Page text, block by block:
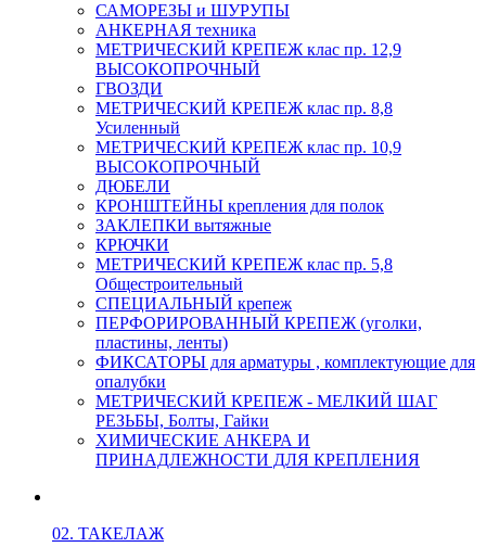
САМОРЕЗЫ и ШУРУПЫ
АНКЕРНАЯ техника
МЕТРИЧЕСКИЙ КРЕПЕЖ клас пр. 12,9
ВЫСОКОПРОЧНЫЙ
ГВОЗДИ
МЕТРИЧЕСКИЙ КРЕПЕЖ клас пр. 8,8
Усиленный
МЕТРИЧЕСКИЙ КРЕПЕЖ клас пр. 10,9
ВЫСОКОПРОЧНЫЙ
ДЮБЕЛИ
КРОНШТЕЙНЫ крепления для полок
ЗАКЛЕПКИ вытяжные
КРЮЧКИ
МЕТРИЧЕСКИЙ КРЕПЕЖ клас пр. 5,8
Общестроительный
СПЕЦИАЛЬНЫЙ крепеж
ПЕРФОРИРОВАННЫЙ КРЕПЕЖ (уголки,
пластины, ленты)
ФИКСАТОРЫ для арматуры , комплектующие для
опалубки
МЕТРИЧЕСКИЙ КРЕПЕЖ - МЕЛКИЙ ШАГ
РЕЗЬБЫ, Болты, Гайки
ХИМИЧЕСКИЕ АНКЕРА И
ПРИНАДЛЕЖНОСТИ ДЛЯ КРЕПЛЕНИЯ
02. ТАКЕЛАЖ